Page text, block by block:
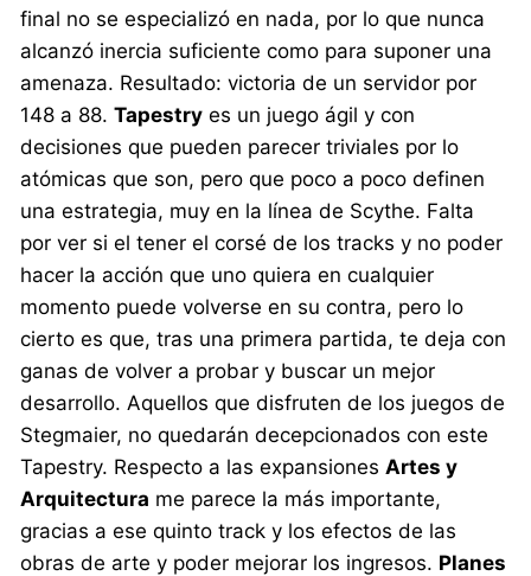
final no se especializó en nada, por lo que nunca
alcanzó inercia suficiente como para suponer una
amenaza. Resultado: victoria de un servidor por
148 a 88.Tapestry es un juego ágil y con
decisiones que pueden parecer triviales por lo
atómicas que son, pero que poco a poco definen
una estrategia, muy en la línea de Scythe. Falta
por ver si el tener el corsé de los tracks y no poder
hacer la acción que uno quiera en cualquier
momento puede volverse en su contra, pero lo
cierto es que, tras una primera partida, te deja con
ganas de volver a probar y buscar un mejor
desarrollo. Aquellos que disfruten de los juegos de
Stegmaier, no quedarán decepcionados con este
Tapestry. Respecto a las expansionesArtes y
Arquitectura me parece la más importante,
gracias a ese quinto track y los efectos de las
obras de arte y poder mejorar los ingresos. Planes